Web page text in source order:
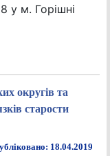
у м. Горішні
округів та
старости
18.04.2019